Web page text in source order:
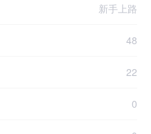
新手上路
48
22
0